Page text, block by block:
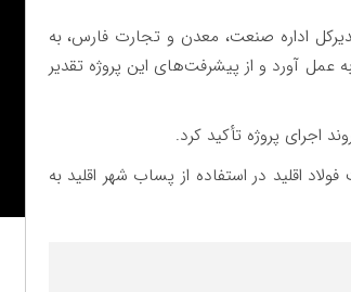
اداره صنعت، معدن و تجارت فارس، به
عمل آورد و از پیشرفت‌های این پروژه تقدیر
اجرای پروژه تأکید کرد.
اقلید در استفاده از پساب شهر اقلید به